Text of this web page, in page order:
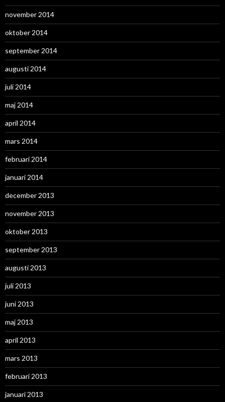
november 2014
oktober 2014
september 2014
augusti 2014
juli 2014
maj 2014
april 2014
mars 2014
februari 2014
januari 2014
december 2013
november 2013
oktober 2013
september 2013
augusti 2013
juli 2013
juni 2013
maj 2013
april 2013
mars 2013
februari 2013
januari 2013